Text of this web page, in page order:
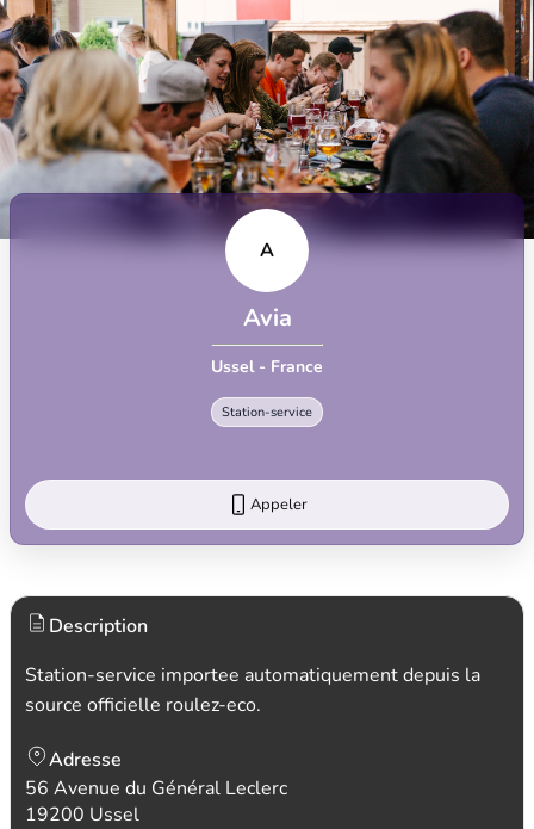
A
Avia
Ussel - France
Station-service
Appeler
Description
Station-service importee automatiquement depuis la
source officielle roulez-eco.
Adresse
56 Avenue du Général Leclerc
19200 Ussel